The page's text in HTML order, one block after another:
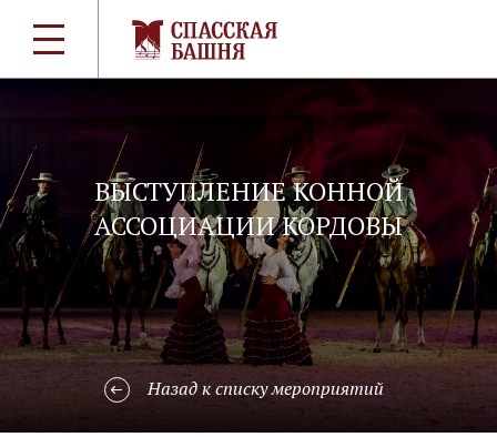
ВЫСТУПЛЕНИЕ КОННОЙ
АССОЦИАЦИИ КОРДОВЫ
Назад к списку мероприятий